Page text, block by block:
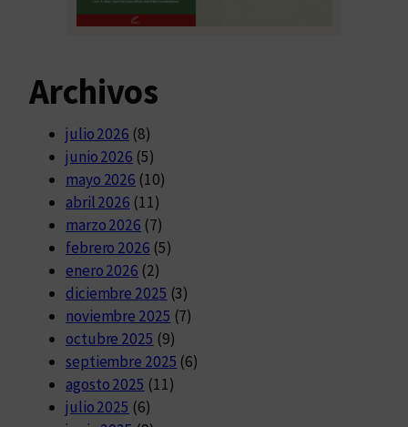
Archivos
julio 2026 (8)
junio 2026 (5)
mayo 2026 (10)
abril 2026 (11)
marzo 2026 (7)
febrero 2026 (5)
enero 2026 (2)
diciembre 2025 (3)
noviembre 2025 (7)
octubre 2025 (9)
septiembre 2025 (6)
agosto 2025 (11)
julio 2025 (6)